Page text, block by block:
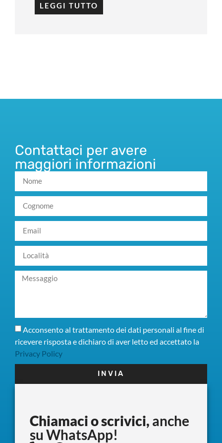
LEGGI TUTTO
Contattaci per avere
maggiori informazioni
Acconsento al trattamento dei dati personali al fine di
ricevere risposta e dichiaro di aver letto ed accettato la
Privacy Policy
INVIA
Chiamaci o scrivici, anche
su WhatsApp!